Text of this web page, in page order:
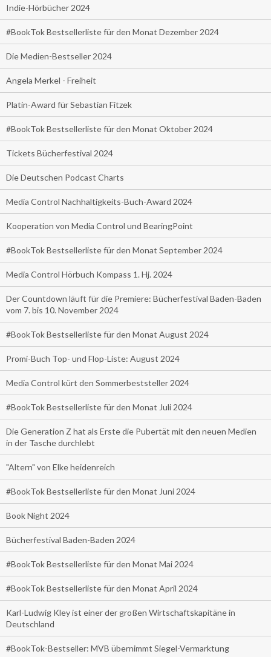
Indie-Hörbücher 2024
#BookTok Bestsellerliste für den Monat Dezember 2024
Die Medien-Bestseller 2024
Angela Merkel - Freiheit
Platin-Award für Sebastian Fitzek
#BookTok Bestsellerliste für den Monat Oktober 2024
Tickets Bücherfestival 2024
Die Deutschen Podcast Charts
Media Control Nachhaltigkeits-Buch-Award 2024
Kooperation von Media Control und BearingPoint
#BookTok Bestsellerliste für den Monat September 2024
Media Control Hörbuch Kompass 1. Hj. 2024
Der Countdown läuft für die Premiere: Bücherfestival Baden-Baden
vom 7. bis 10. November 2024
#BookTok Bestsellerliste für den Monat August 2024
Promi-Buch Top- und Flop-Liste: August 2024
Media Control kürt den Sommerbeststeller 2024
#BookTok Bestsellerliste für den Monat Juli 2024
Die Generation Z hat als Erste die Pubertät mit den neuen Medien
in der Tasche durchlebt
"Altern" von Elke heidenreich
#BookTok Bestsellerliste für den Monat Juni 2024
Book Night 2024
Bücherfestival Baden-Baden 2024
#BookTok Bestsellerliste für den Monat Mai 2024
#BookTok Bestsellerliste für den Monat April 2024
Karl-Ludwig Kley ist einer der großen Wirtschaftskapitäne in
Deutschland
#BookTok-Bestseller: MVB übernimmt Siegel-Vermarktung